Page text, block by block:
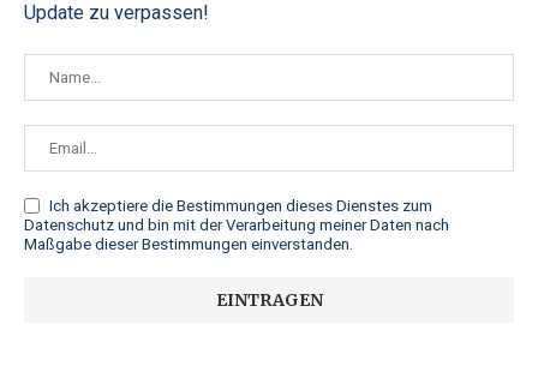
Update zu verpassen!
Ich akzeptiere die Bestimmungen dieses Dienstes zum
Datenschutz und bin mit der Verarbeitung meiner Daten nach
Maßgabe dieser Bestimmungen einverstanden.